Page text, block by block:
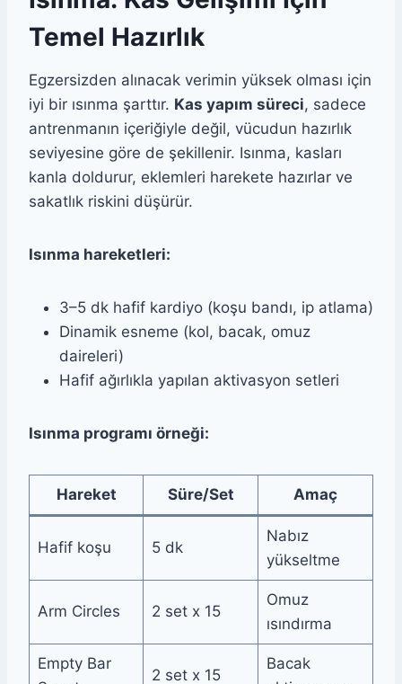
Temel Hazırlık
Egzersizden alınacak verimin yüksek olması için
iyi bir ısınma şarttır. Kas yapım süreci, sadece
antrenmanın içeriğiyle değil, vücudun hazırlık
seviyesine göre de şekillenir. Isınma, kasları
kanla doldurur, eklemleri harekete hazırlar ve
sakatlık riskini düşürür.
Isınma hareketleri:
3–5 dk hafif kardiyo (koşu bandı, ip atlama)
Dinamik esneme (kol, bacak, omuz
daireleri)
Hafif ağırlıkla yapılan aktivasyon setleri
Isınma programı örneği:
Hareket Süre/Set Amaç
Hafif koşu 5 dk
Nabız
yükseltme
Arm Circles 2 set x 15
Omuz
ısındırma
Empty Bar
2 set x 15
Bacak